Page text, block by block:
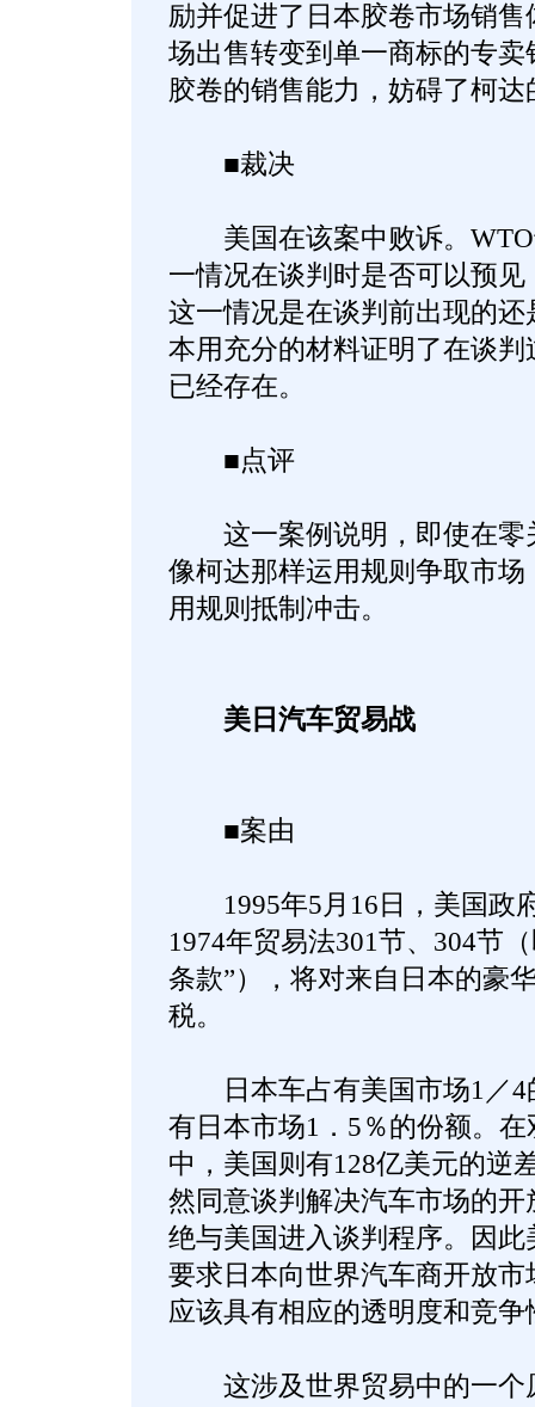
励并促进了日本胶卷市场销
场出售转变到单一商标的专
胶卷的销售能力，妨碍了柯
■裁决
美国在该案中败诉。WTO
一情况在谈判时是否可以预
这一情况是在谈判前出现的
本用充分的材料证明了在谈
已经存在。
■点评
这一案例说明，即使在零
像柯达那样运用规则争取市
用规则抵制冲击。
美日汽车贸易战
■案由
1995年5月16日，美国政
1974年贸易法301节、304节
条款”），将对来自日本的豪
税。
日本车占有美国市场1／4
有日本市场1．5％的份额。
中，美国则有128亿美元的逆
然同意谈判解决汽车市场的
绝与美国进入谈判程序。因
要求日本向世界汽车商开放
应该具有相应的透明度和竞争
这涉及世界贸易中的一个